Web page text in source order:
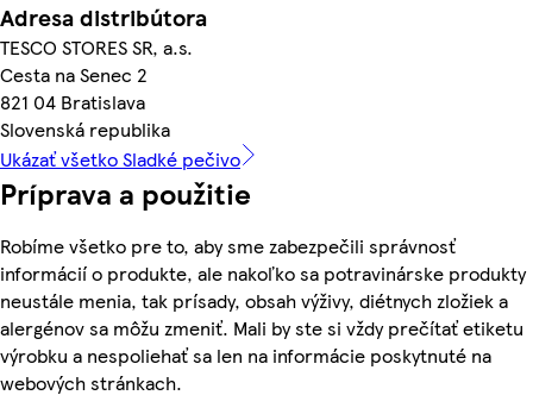
Adresa distribútora
TESCO STORES SR, a.s.
Cesta na Senec 2
821 04 Bratislava
Slovenská republika
Ukázať všetko Sladké pečivo
Príprava a použitie
Robíme všetko pre to, aby sme zabezpečili správnosť
informácií o produkte, ale nakoľko sa potravinárske produkty
neustále menia, tak prísady, obsah výživy, diétnych zložiek a
alergénov sa môžu zmeniť. Mali by ste si vždy prečítať etiketu
výrobku a nespoliehať sa len na informácie poskytnuté na
webových stránkach.